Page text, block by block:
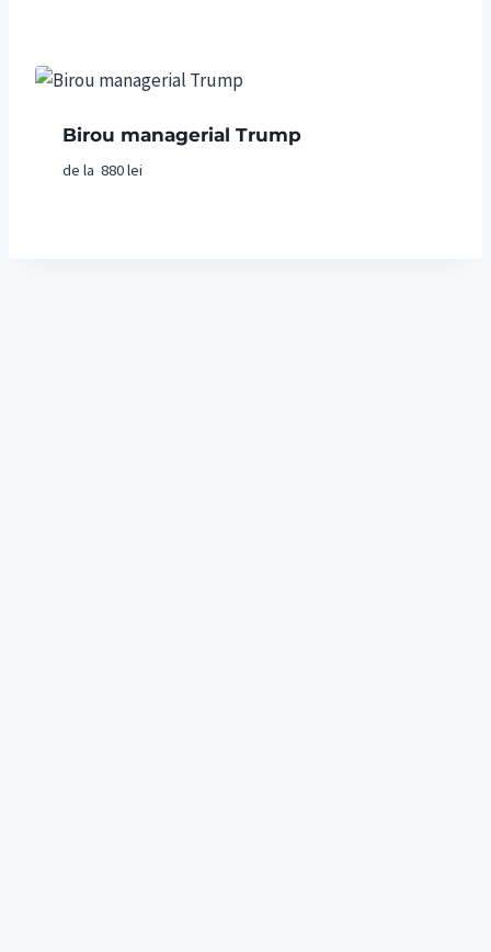
Birou managerial Trump
de la 880lei